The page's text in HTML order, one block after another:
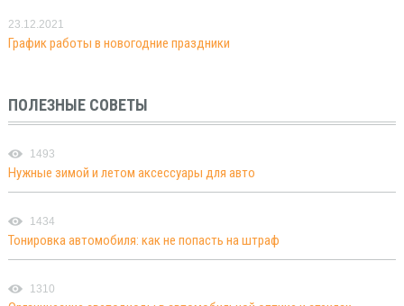
23.12.2021
График работы в новогодние праздники
ПОЛЕЗНЫЕ СОВЕТЫ
1493
Нужные зимой и летом аксессуары для авто
1434
Тонировка автомобиля: как не попасть на штраф
1310